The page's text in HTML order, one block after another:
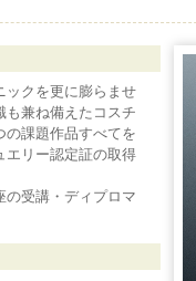
ックを更に膨らませ
も兼ね備えたコスチ
の課題作品すべてを
エリー認定証の取得
の受講・ディプロマ